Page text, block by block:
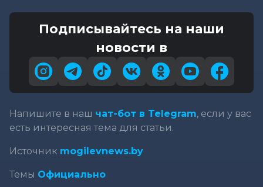
Подписывайтесь на наши
новости в
Напишите в наш чат-бот в Telegram, если у вас
есть интересная тема для статьи.
Источник mogilevnews.by
Темы Официально